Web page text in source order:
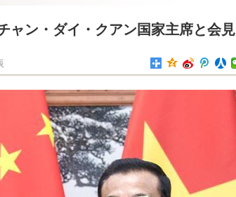
ャン・ダイ・クアン国家主席と会見